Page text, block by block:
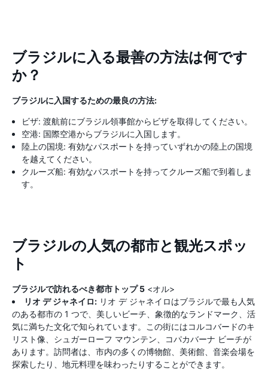
ブラジルに入る最善の方法は何です
か？
ブラジルに入国するための最良の方法:
ビザ: 渡航前にブラジル領事館からビザを取得してください。
空港: 国際空港からブラジルに入国します。
陸上の国境: 有効なパスポートを持っていずれかの陸上の国境
を越えてください。
クルーズ船: 有効なパスポートを持ってクルーズ船で到着しま
す。
ブラジルの人気の都市と観光スポッ
ト
ブラジルで訪れるべき都市トップ 5 <オル>
リオ デ ジャネイロ: リオ デ ジャネイロはブラジルで最も人気
のある都市の 1 つで、美しいビーチ、象徴的なランドマーク、活
気に満ちた文化で知られています。この街にはコルコバードのキ
リスト像、シュガーローフ マウンテン、コパカバーナ ビーチが
あります。訪問者は、市内の多くの博物館、美術館、音楽会場を
探索したり、地元料理を味わったりすることができます。